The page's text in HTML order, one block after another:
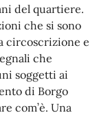
del quartiere.
che si sono
circoscrizione e
che
soggetti ai
di Borgo
com’è. Una